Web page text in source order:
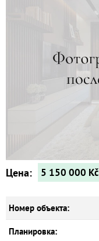
Цена: 5 150 000 Kč
Номер объекта:
Планировка: